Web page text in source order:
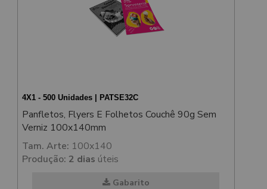
4X1 - 500 Unidades | PATSE32C
Panfletos, Flyers E Folhetos Couchê 90g Sem
Verniz 100x140mm
Tam. Arte: 100x140
Produção: 2 dias úteis
Gabarito